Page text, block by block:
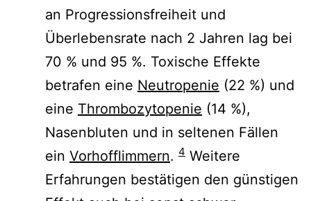
an Progressionsfreiheit und
Überlebensrate nach 2 Jahren lag bei
70 % und 95 %. Toxische Effekte
betrafen eine Neutropenie (22 %) und
eine Thrombozytopenie (14 %),
Nasenbluten und in seltenen Fällen
ein Vorhofflimmern. 4 Weitere
Erfahrungen bestätigen den günstigen